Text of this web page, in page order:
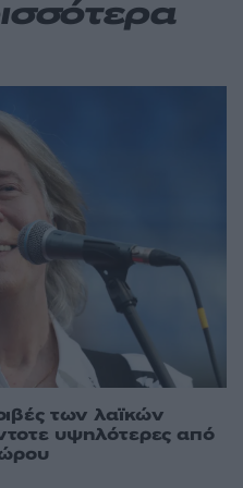
των λαϊκών
υψηλότερες από